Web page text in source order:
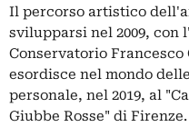
Il percorso artistico
svilupparsi nel 2009,
Conservatorio Francesco
esordisce nel mondo
personale, nel 2019, al
Giubbe Rosse" di